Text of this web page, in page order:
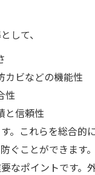
して、
カビなどの機能性
性
と信頼性
。これらを総合的
ぐことができます。
なポイントです。